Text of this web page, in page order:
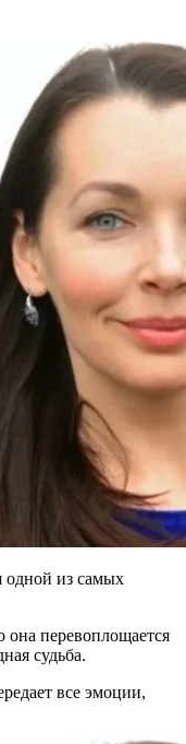
одной из самых
она перевоплощается
судьба.
все эмоции,